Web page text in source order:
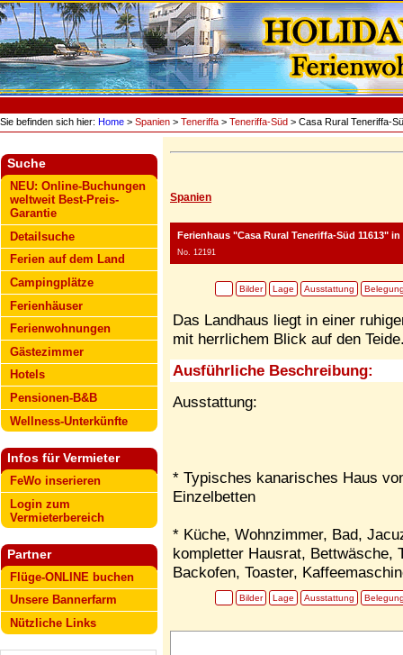
Sie befinden sich hier: Home > Spanien > Teneriffa > Teneriffa-Süd > Casa Rural Teneriffa-
Suche
NEU: Online-Buchungen
weltweit Best-Preis-
Garantie
Detailsuche
Ferien auf dem Land
Campingplätze
Ferienhäuser
Ferienwohnungen
Gästezimmer
Hotels
Pensionen-B&B
Wellness-Unterkünfte
Infos für Vermieter
FeWo inserieren
Login zum
Vermieterbereich
Partner
Flüge-ONLINE buchen
Unsere Bannerfarm
Nützliche Links
Spanien
Ferienhaus "Casa Rural Teneriffa-Süd 11613" in
No. 12191
Bilder Lage Ausstattung
Das Landhaus liegt in einer
mit herrlichem Blick auf den
Ausführliche Beschreibung:
Ausstattung:
* Typisches kanarisches Haus
Einzelbetten
* Küche, Wohnzimmer, Bad,
kompletter Hausrat, Bettwäsche,
Backofen, Toaster,
Bilder Lage Ausstattung